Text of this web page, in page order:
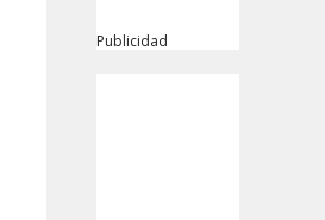
Publicidad